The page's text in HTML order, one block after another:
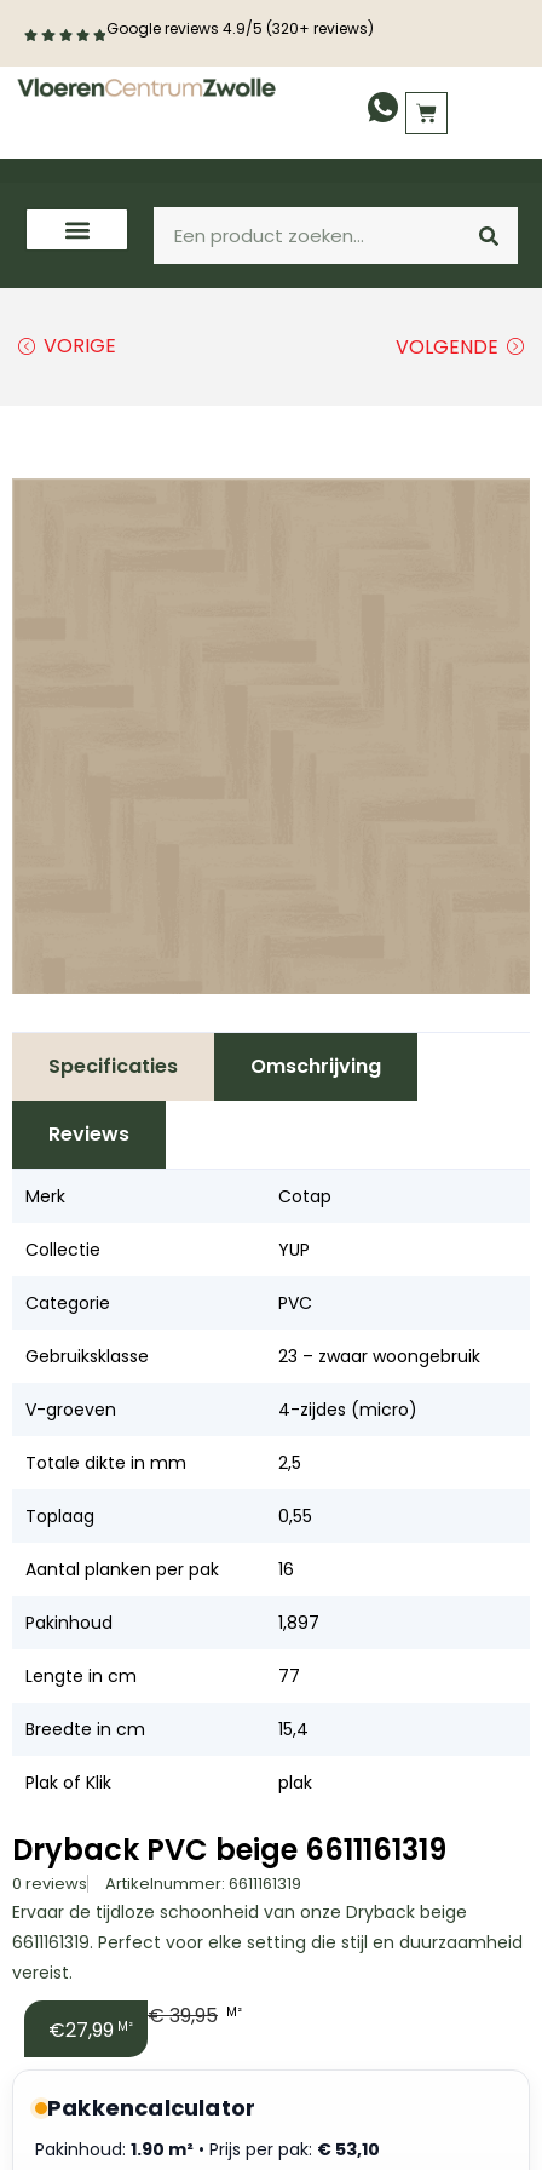
Google reviews 4.9/5 (320+ reviews)
VORIGE VOLGENDE
Specificaties Omschrijving
Reviews
Merk Cotap
Collectie YUP
Categorie PVC
Gebruiksklasse 23 – zwaar woongebruik
V-groeven 4-zijdes (micro)
Totale dikte in mm 2,5
Toplaag 0,55
Aantal planken per pak 16
Pakinhoud 1,897
Lengte in cm 77
Breedte in cm 15,4
Plak of Klik plak
Dryback PVC beige 6611161319
0 reviews Artikelnummer: 6611161319
Ervaar de tijdloze schoonheid van onze Dryback beige
6611161319. Perfect voor elke setting die stijl en duurzaamheid
vereist.
€27,99 M² €39,95 M²
Pakkencalculator
Pakinhoud: 1.90 m² • Prijs per pak: € 53,10